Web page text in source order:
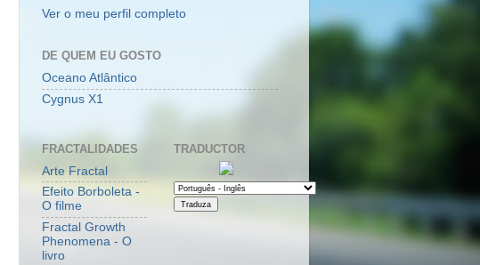
Ver o meu perfil completo
DE QUEM EU GOSTO
Oceano Atlântico
Cygnus X1
FRACTALIDADES
Arte Fractal
Efeito Borboleta -
O filme
Fractal Growth
Phenomena - O
livro
TRADUCTOR